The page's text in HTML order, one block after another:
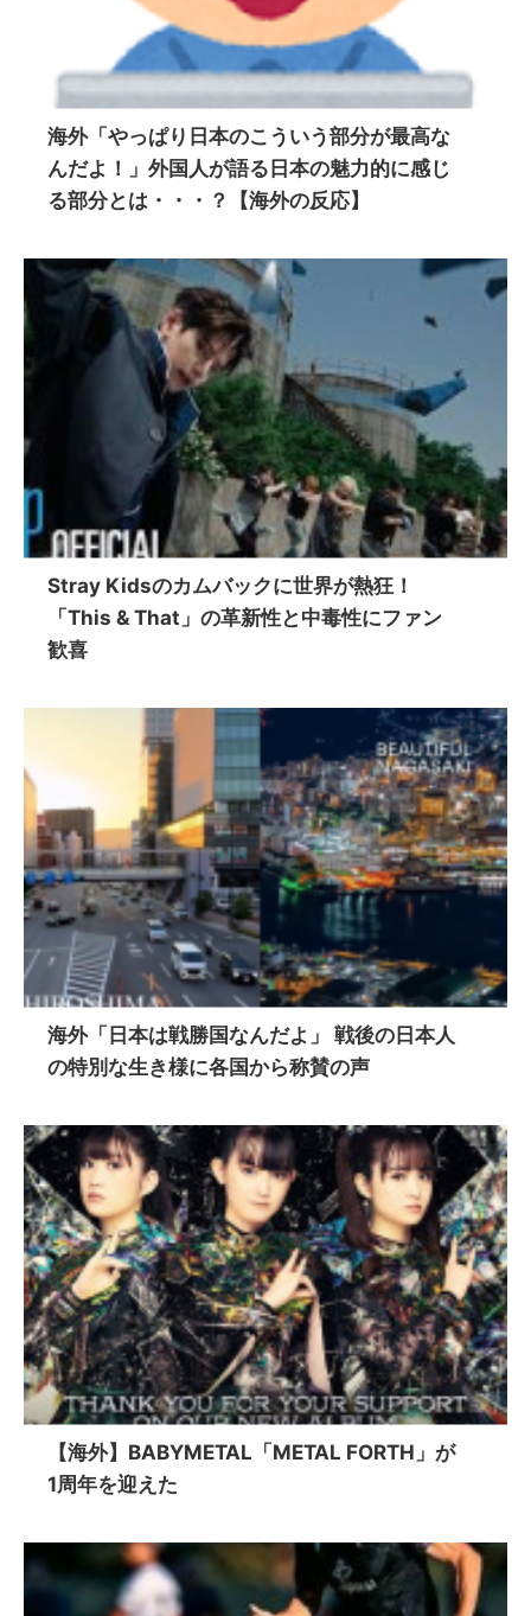
海外「やっぱり日本のこういう部分が最高な
んだよ！」外国人が語る日本の魅力的に感じ
る部分とは・・・？【海外の反応】
Stray Kidsのカムバックに世界が熱狂！
「This & That」の革新性と中毒性にファン
歓喜
海外「日本は戦勝国なんだよ」 戦後の日本人
の特別な生き様に各国から称賛の声
【海外】BABYMETAL「METAL FORTH」が
1周年を迎えた